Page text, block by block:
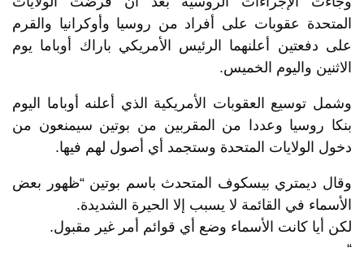
المتحدة عقوبات على أفراد من روسيا وأوكرانيا والقرم
على دفعتين أعلنهما الرئيس الأمريكي باراك أوباما يوم
الاثنين واليوم الخميس.
وشمل توسيع العقوبات الأمريكية الذي أعلنه أوباما اليوم
بنكا روسيا وعددا من المقربين من بوتين سيمنعون من
دخول الولايات المتحدة وستجمد أي أصول لهم فيها.
وقال ديمتري بيسكوف المتحدث باسم بوتين “ظهور بعض
الأسماء في القائمة لا يسبب إلا الحيرة الشديدة.
لكن أيا كانت الأسماء وضع أي قوائم أمر غير مقبول.
“